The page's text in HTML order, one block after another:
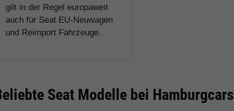
gilt in der Regel europaweit
auch für Seat EU-Neuwagen
und Reimport Fahrzeuge.
Seat Modelle bei Hamburgcars